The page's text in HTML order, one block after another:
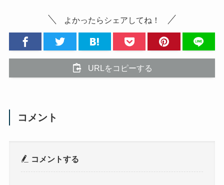
よかったらシェアしてね！
URLをコピーする
コメント
コメントする